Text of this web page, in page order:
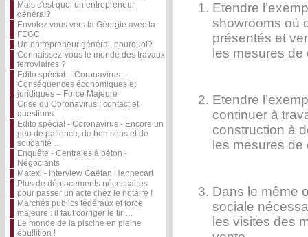
Mais c'est quoi un entrepreneur
général?
Envolez vous vers la Géorgie avec la
FEGC
Un entrepreneur général, pourquoi?
Connaissez-vous le monde des travaux
ferroviaires ?
Edito spécial – Coronavirus –
Conséquences économiques et
juridiques – Force Majeure
Crise du Coronavirus : contact et
questions
Edito spécial - Coronavirus - Encore un
peu de patience, de bon sens et de
solidarité …
Enquête - Centrales à béton -
Négociants
Matexi - Interview Gaëtan Hannecart
Plus de déplacements nécessaires
pour passer un acte chez le notaire !
Marchés publics fédéraux et force
majeure : il faut corriger le tir …
Le monde de la piscine en pleine
ébullition !
Etendre
showrooms où
présentés et
les mesures
Etendre
continuer à
construction à
les mesures
Dans le même
sociale
les visites des